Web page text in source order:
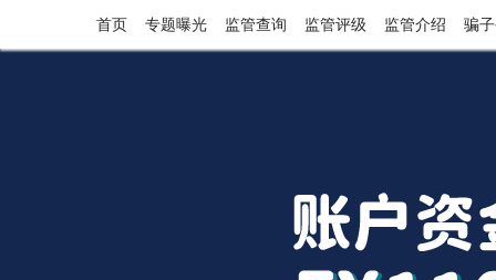
首页 专题曝光 监管查询 监管评级 监管介绍 骗